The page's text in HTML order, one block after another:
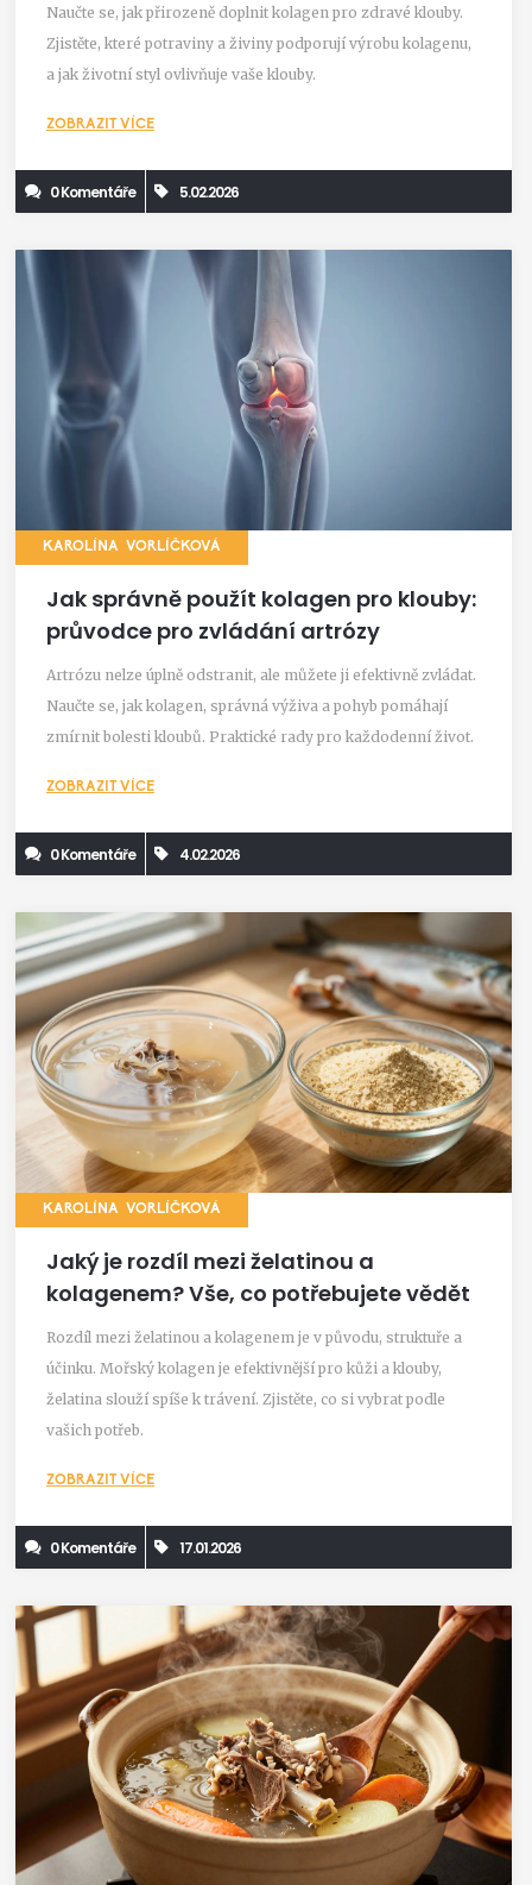
Naučte se, jak přirozeně doplnit kolagen pro zdravé klouby.
Zjistěte, které potraviny a živiny podporují výrobu kolagenu,
a jak životní styl ovlivňuje vaše klouby.
ZOBRAZIT VÍCE
0 Komentáře 5.02.2026
KAROLÍNA VORLÍČKOVÁ
Jak správně použít kolagen pro klouby:
průvodce pro zvládání artrózy
Artrózu nelze úplně odstranit, ale můžete ji efektivně zvládat.
Naučte se, jak kolagen, správná výživa a pohyb pomáhají
zmírnit bolesti kloubů. Praktické rady pro každodenní život.
ZOBRAZIT VÍCE
0 Komentáře 4.02.2026
KAROLÍNA VORLÍČKOVÁ
Jaký je rozdíl mezi želatinou a
kolagenem? Vše, co potřebujete vědět
Rozdíl mezi želatinou a kolagenem je v původu, struktuře a
účinku. Mořský kolagen je efektivnější pro kůži a klouby,
želatina slouží spíše k trávení. Zjistěte, co si vybrat podle
vašich potřeb.
ZOBRAZIT VÍCE
0 Komentáře 17.01.2026